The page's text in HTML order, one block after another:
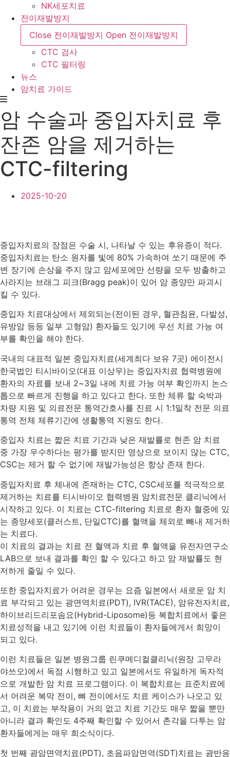
NK세포치료
전이재발방지
Close 전이재발방지 Open 전이재발방지
CTC 검사
CTC 필터링
뉴스
암치료 가이드
암 수술과 중입자치료 후
잔존 암을 제거하는
CTC-filtering
2025-10-20
중입자치료의 장점은 수술 시, 나타날 수 있는 후유증이 적다.
중입자치료는 탄소 원자를 빛에 80% 가속하여 쏘기 때문에 주
변 장기에 손상을 주지 않고 암세포에만 선량을 모두 방출하고
사라지는 브래그 피크(Bragg peak)이 있어 암 종양만 파괴시
킬 수 있다.
중입자 치료대상에서 제외되는(전이된 경우, 혈관침윤, 다발성,
유방암 등등 일부 고형암) 환자들도 있기에 우선 치료 가능 여
부를 확인을 해야 한다.
국내의 대표적 일본 중입자치료(세계최다 보유 7곳) 에이전시
한국법인 티시바이오(대표 이상우)는 중입자치료 협력병원에
환자의 자료를 보내 2~3일 내에 치료 가능 여부 확인까지 논스
톱으로 빠르게 진행을 하고 있다고 한다. 또한 체류 할 숙박과
차량 지원 및 의료전문 통역간호사를 진료 시 1:1밀착 전문 의료
통역 전체 체류기간에 생활통역 지원도 한다.
중입자 치료는 짧은 치료 기간과 낮은 재발률로 현존 암 치료
중 가장 우수하다는 평가를 받지만 영상으로 보이지 않는 CTC,
CSC는 제거 할 수 없기에 재발가능성은 항상 존재 한다.
중입자치료 후 체내에 존재하는 CTC, CSC세포를 적극적으로
제거하는 치료를 티시바이오 협력병원 암치료전문 클리닉에서
시작하고 있다. 이 치료는 CTC-filtering 치료로 환자 혈중에 있
는 종양세포(클러스트, 단일CTC)를 혈액을 체외로 빼내 제거하
는 치료다.
이 치료의 결과는 치료 전 혈액과 치료 후 혈액을 유전자연구소
LAB으로 보내 결과를 확인 할 수 있다고 하고 암 재발률도 현
저하게 줄일 수 있다.
또한 중입자치료가 어려운 경우는 요즘 일본에서 새로운 암 치
료 부각되고 있는 광면역치료(PDT), IVR(TACE), 암유전자치료,
하이브리드리포솜요(Hybrid-Liposome)등 복합치료에서 좋은
치료성적을 내고 있기에 이런 치료들이 환자들에게서 희망이
되고 있다.
이런 치료들은 일본 병원그룹 린쿠메디컬클리닉(원장 고무라
야쓰오)에서 독점 시행하고 있고 일본에서도 유일하게 독자적
으로 개발한 암 치료 프로그램이다. 이 복합치료는 표준치료에
서 어려운 복막 전이, 뼈 전이에서도 치료 케이스가 나오고 있
고, 이 치료는 부작용이 거의 없고 치료 기간도 매우 짧을 뿐만
아니라 결과 확인도 4주째 확인할 수 있어서 촌각을 다투는 암
환자들에게는 매우 희소식이다.
첫 번째 광암면역치료(PDT), 초음파암면역(SDT)치료는 광반응